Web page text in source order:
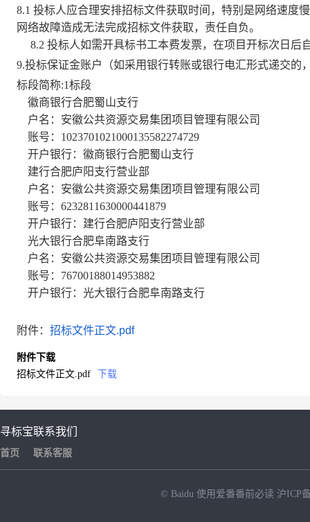
8.1 投标人应合理安排招标文件获取时间，特别是网络速度
网络故障造成无法完成招标文件获取，责任自负。
8.2 投标人如需开具标书工本费发票，在项目开标次日
9.投标保证金账户（如采用银行转账或银行电汇形式递交的
标段简称:1标段
徽商银行合肥蜀山支行
户名：安徽公共资源交易集团项目管理有限公司
账号：1023701021000135582274729
开户银行：徽商银行合肥蜀山支行
建行合肥庐阳支行营业部
户名：安徽公共资源交易集团项目管理有限公司
账号：6232811630000441879
开户银行：建行合肥庐阳支行营业部
光大银行合肥阜南路支行
户名：安徽公共资源交易集团项目管理有限公司
账号：76700188014953882
开户银行：光大银行合肥阜南路支行
附件： 招标文件正文.pdf
附件下载
招标文件正文.pdf
下载
寻标宝
首页
联系我们
联系客服
© Baidu 使用爱番番前必读 沪ICP